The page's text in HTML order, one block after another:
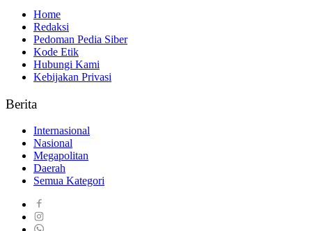
Home
Redaksi
Pedoman Pedia Siber
Kode Etik
Hubungi Kami
Kebijakan Privasi
Berita
Internasional
Nasional
Megapolitan
Daerah
Semua Kategori